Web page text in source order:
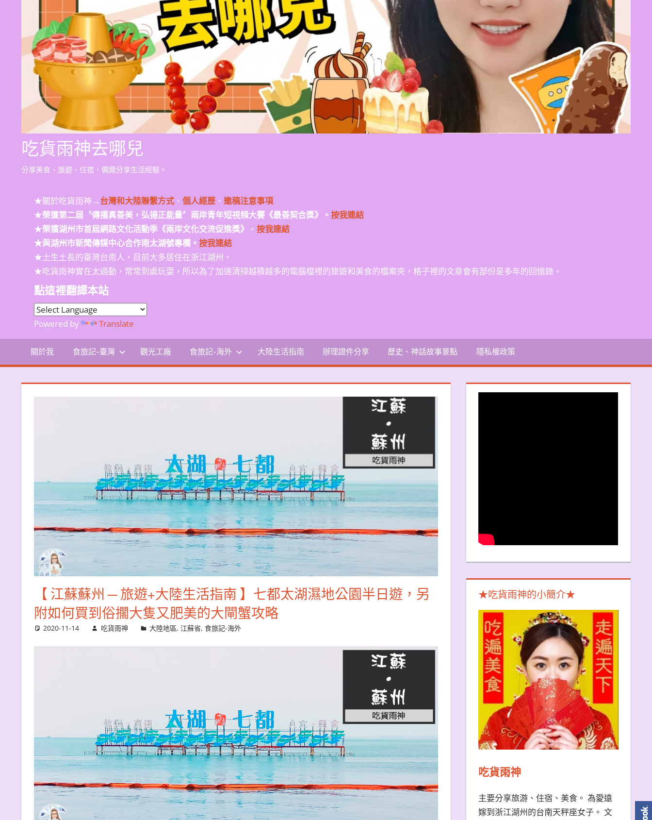
吃貨雨神去哪兒
分享美食、旅遊、住宿，偶爾分享生活經驗。
★關於吃貨雨神→台灣和大陸聯繫方式、 個人經歷、 邀稿注意事項
★榮獲第二屆〝傳播真善美，弘揚正能量〞兩岸青年短視頻大賽《最善契合獎》。 按我連結
★榮獲湖州市首屆網路文化活動季《兩岸文化交流促進獎》 。 按我連結
★與湖州市新聞傳媒中心合作南太湖號專欄。 按我連結
★土生土長的臺灣台南人，目前大多居住在浙江湖州。
★吃貨雨神實在太過動，常常到處玩耍，所以為了加速清掃越積越多的電腦檔裡的旅遊和美食的檔案夾，格子裡的文章會有部份是多年的回憶錄。
點這裡翻譯本站
Powered by Translate
關於我 食旅記-臺灣 觀光工廠 食旅記-海外 大陸生活指南 辦理證件分享 歷史、神話故事景點 隱私權政策
【 江蘇蘇州 ─ 旅遊+大陸生活指南 】七都太湖濕地公園半日遊，另
附如何買到俗擱大隻又肥美的大閘蟹攻略
2020-11-14 吃貨雨神 大陸地區,江蘇省,食旅記-海外
★吃貨雨神的小簡介★
吃貨雨神
主要分享旅游、住宿、美食。 為愛遠
嫁到浙江湖州的台南天秤座女子。 文